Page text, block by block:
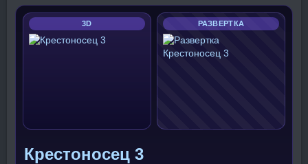
3D РАЗВЕРТКА
Крестоносец 3